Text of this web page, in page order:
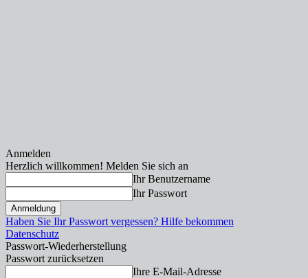
Anmelden
Herzlich willkommen! Melden Sie sich an
Ihr Benutzername
Ihr Passwort
Haben Sie Ihr Passwort vergessen? Hilfe bekommen
Datenschutz
Passwort-Wiederherstellung
Passwort zurücksetzen
Ihre E-Mail-Adresse